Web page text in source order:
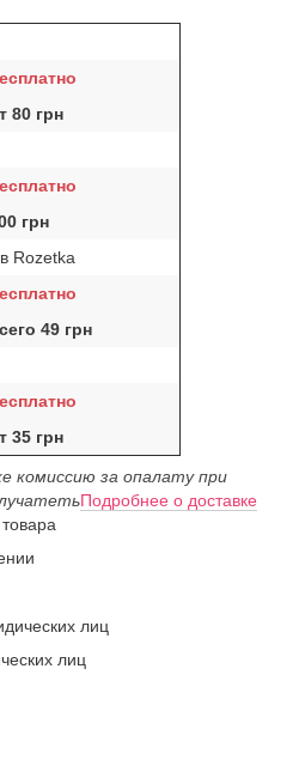
80 грн
грн
Rozetka
49 грн
35 грн
комиссию за опалату при
Подробнее о доставке
лиц
лиц